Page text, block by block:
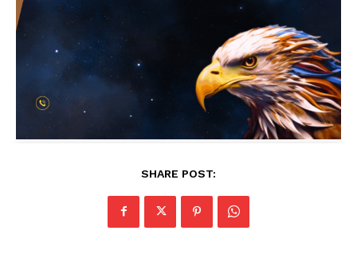
SHARE POST: